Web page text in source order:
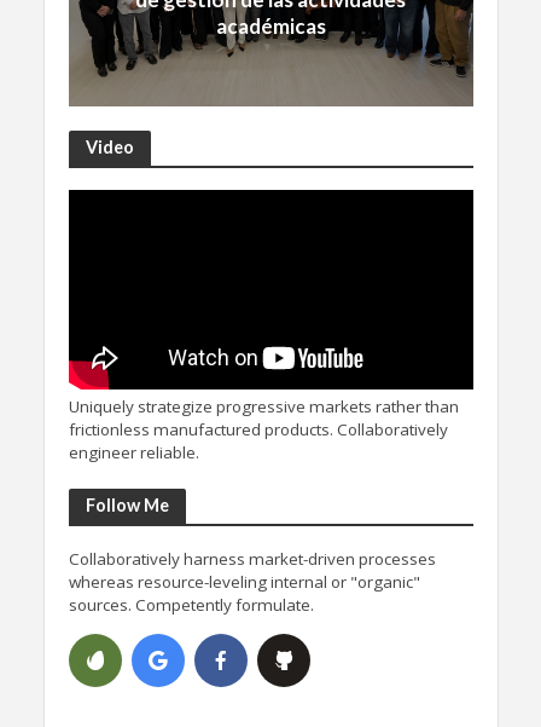
académicas
Video
Uniquely strategize progressive markets rather than
frictionless manufactured products. Collaboratively
engineer reliable.
Follow Me
Collaboratively harness market-driven processes
whereas resource-leveling internal or "organic"
sources. Competently formulate.